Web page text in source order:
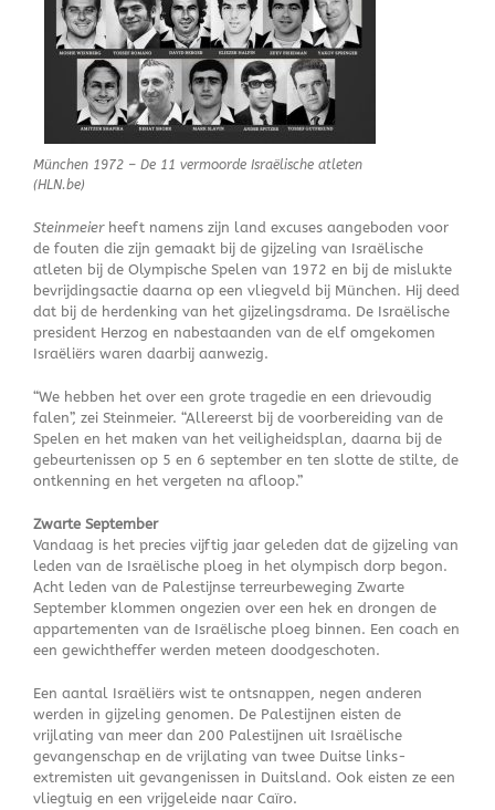
München 1972 – De 11 vermoorde Israëlische atleten
(HLN.be)
Steinmeierheeft namens zijn land excuses aangeboden voor
de fouten die zijn gemaakt bij de gijzeling van Israëlische
atleten bij de Olympische Spelen van 1972 en bij de mislukte
bevrijdingsactie daarna op een vliegveld bij München. Hij deed
dat bij de herdenking van het gijzelingsdrama. De Israëlische
president Herzog en nabestaanden van de elf omgekomen
Israëliërs waren daarbij aanwezig.
“We hebben het over een grote tragedie en een drievoudig
falen”, zei Steinmeier. “Allereerst bij de voorbereiding van de
Spelen en het maken van het veiligheidsplan, daarna bij de
gebeurtenissen op 5 en 6 september en ten slotte de stilte, de
ontkenning en het vergeten na afloop.”
Zwarte September
Vandaag is het precies vijftig jaar geleden dat de gijzeling van
leden van de Israëlische ploeg in het olympisch dorp begon.
Acht leden van de Palestijnse terreurbeweging Zwarte
September klommen ongezien over een hek en drongen de
appartementen van de Israëlische ploeg binnen. Een coach en
een gewichtheffer werden meteen doodgeschoten.
Een aantal Israëliërs wist te ontsnappen, negen anderen
werden in gijzeling genomen. De Palestijnen eisten de
vrijlating van meer dan 200 Palestijnen uit Israëlische
gevangenschap en de vrijlating van twee Duitse links-
extremisten uit gevangenissen in Duitsland. Ook eisten ze een
vliegtuig en een vrijgeleide naar Caïro.